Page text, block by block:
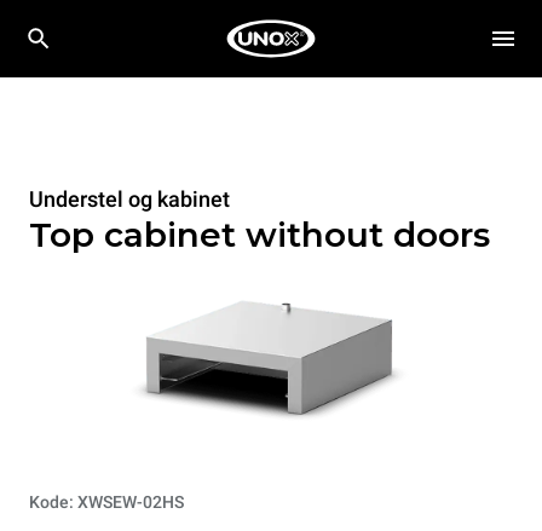
Understel og kabinet
Top cabinet without doors
Kode: XWSEW-02HS